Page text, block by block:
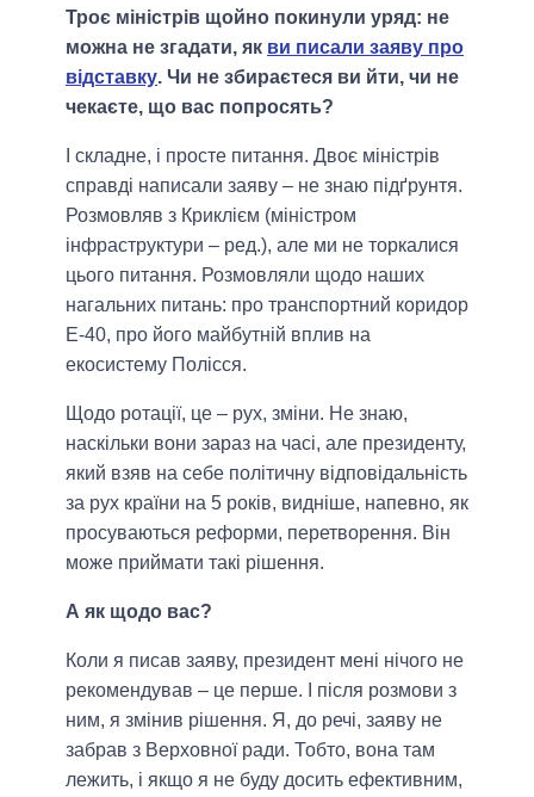
Троє міністрів щойно покинули уряд: не
можна не згадати, як ви писали заяву про
відставку. Чи не збираєтеся ви йти, чи не
чекаєте, що вас попросять?
І складне, і просте питання. Двоє міністрів
справді написали заяву – не знаю підґрунтя.
Розмовляв з Криклієм (міністром
інфраструктури – ред.), але ми не торкалися
цього питання. Розмовляли щодо наших
нагальних питань: про транспортний коридор
Е-40, про його майбутній вплив на
екосистему Полісся.
Щодо ротації, це – рух, зміни. Не знаю,
наскільки вони зараз на часі, але президенту,
який взяв на себе політичну відповідальність
за рух країни на 5 років, видніше, напевно, як
просуваються реформи, перетворення. Він
може приймати такі рішення.
А як щодо вас?
Коли я писав заяву, президент мені нічого не
рекомендував – це перше. І після розмови з
ним, я змінив рішення. Я, до речі, заяву не
забрав з Верховної ради. Тобто, вона там
лежить, і якщо я не буду досить ефективним,